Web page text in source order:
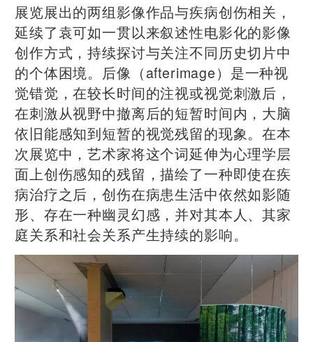
展览展出的两组影像作品与疾病创伤相关，
延续了袁可如一贯以来叙述性电影化的影像
创作方式，持续探讨与关注不同历史切片中
的个体困境。后像（afterimage）是一种视
觉错觉，在较长时间的注视或视觉刺激后，
在刺激从视野中撤离后的短暂时间内，大脑
依旧能感知到短暂的视觉残留的现象。在本
次展览中，艺术家将这个词延伸为心理学层
面上创伤感知的残留，描绘了一种即使在疾
病治疗之后，创伤在病患生活中依然如影随
形、存在一种幽灵幻感，并对其本人、其家
庭关系和社会关系产生持续的影响。